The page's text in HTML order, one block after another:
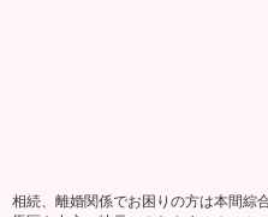
相続、離婚関係でお困りの方は本間綜